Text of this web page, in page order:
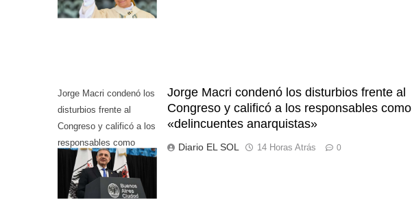
Jorge Macri condenó los
disturbios frente al
Congreso y calificó a los
responsables como
"delincuentes
anarquistas"
Jorge Macri condenó los disturbios frente al
Congreso y calificó a los responsables como
«delincuentes anarquistas»
Diario EL SOL 14 Horas Atrás 0